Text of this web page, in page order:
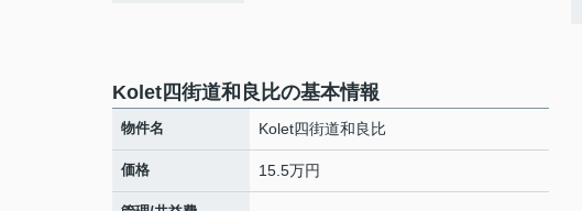
Kolet四街道和良比の基本情報
物件名 Kolet四街道和良比
価格 15.5万円